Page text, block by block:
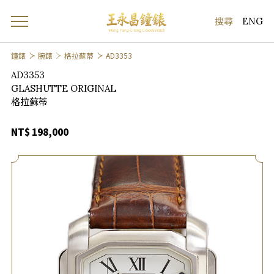
ENG
鐘錶 腕錶 格拉蘇蒂 AD3353
AD3353
GLASHUTTE ORIGINAL
格拉蘇蒂
NT$ 198,000